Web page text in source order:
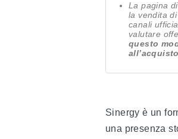
La pagina
la vendita
canali
valutare
questo
Sinergy è un
una presenza